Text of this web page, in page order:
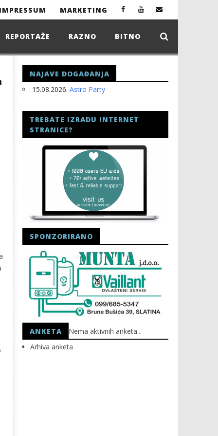
MARKETING
REPORTAŽE RAZNO BITNO
NAJAVE DOGAĐANJA
15.08.2026. Astro Party
TREBATE IZRADU INTERNET
STRANICE?
SPONZORIRANO
ANKETA
Nema aktivnih anketa...
Arhiva anketa